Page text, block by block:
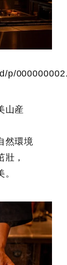
p/
山産
然環境
，